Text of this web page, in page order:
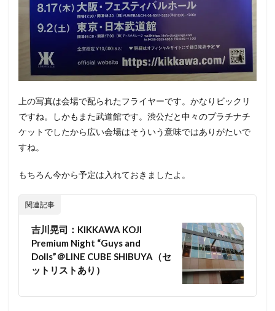
上の写真は会場で配られたフライヤーです。かなりビックリ
ですね。しかもまた武道館です。渋公だと中々のプラチナチ
ケットでしたから広い会場はそういう意味ではありがたいで
すね。
もちろん今から予定は入れておきましたよ。
関連記事
吉川晃司：KIKKAWA KOJI
Premium Night “Guys and
Dolls”＠LINE CUBE SHIBUYA（セ
ットリストあり）